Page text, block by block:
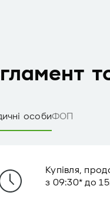
особиФОП
Купівля,
з 09:30* до